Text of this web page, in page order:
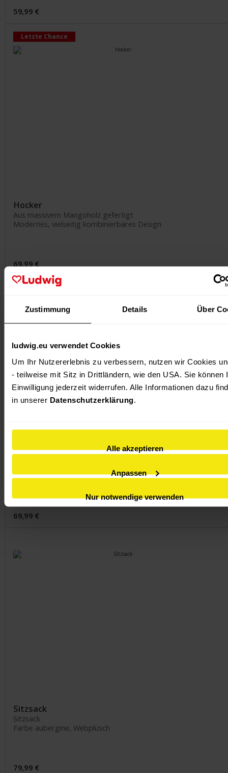
Zustimmung Details Über
ludwig.eu verwendet Cookies
Um Ihr Nutzererlebnis zu verbessern, nutzen wir Cookies
- teilweise mit Sitz in Drittländern, wie den USA. Sie können
Einwilligung jederzeit widerrufen. Alle Informationen dazu
in unserer Datenschutzerklärung.
Alle akzeptieren
Anpassen
Nur notwendige verwenden
59,99 €
Letzte Chance
Hocker
Aus massivem Mangoholz gefertigt
Modernes, vielseitig kombinierbares Design
69,99 €
Pouf
Sitzhöhe: ca. 43 cm
69,99 €
Sitzsack
Sitzsack
Farbe aubergine, Webplüsch
79,99 €